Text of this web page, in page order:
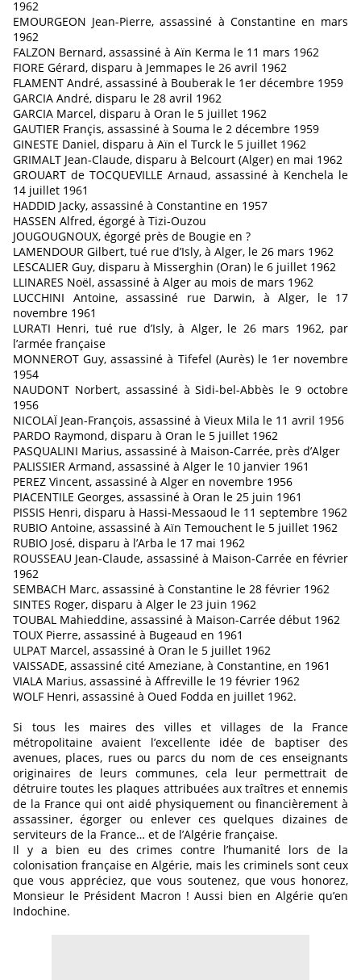
1962
EMOURGEON Jean-Pierre, assassiné à Constantine en mars
1962
FALZON Bernard, assassiné à Aïn Kerma le 11 mars 1962
FIORE Gérard, disparu à Jemmapes le 26 avril 1962
FLAMENT André, assassiné à Bouberak le 1er décembre 1959
GARCIA André, disparu le 28 avril 1962
GARCIA Marcel, disparu à Oran le 5 juillet 1962
GAUTIER Françis, assassiné à Souma le 2 décembre 1959
GINESTE Daniel, disparu à Aïn el Turck le 5 juillet 1962
GRIMALT Jean-Claude, disparu à Belcourt (Alger) en mai 1962
GROUART de TOCQUEVILLE Arnaud, assassiné à Kenchela le
14 juillet 1961
HADDID Jacky, assassiné à Constantine en 1957
HASSEN Alfred, égorgé à Tizi-Ouzou
JOUGOUGNOUX, égorgé près de Bougie en ?
LAMENDOUR Gilbert, tué rue d’Isly, à Alger, le 26 mars 1962
LESCALIER Guy, disparu à Misserghin (Oran) le 6 juillet 1962
LLINARES Noël, assassiné à Alger au mois de mars 1962
LUCCHINI Antoine, assassiné rue Darwin, à Alger, le 17
novembre 1961
LURATI Henri, tué rue d’Isly, à Alger, le 26 mars 1962, par
l’armée française
MONNEROT Guy, assassiné à Tifefel (Aurès) le 1er novembre
1954
NAUDONT Norbert, assassiné à Sidi-bel-Abbès le 9 octobre
1956
NICOLAÏ Jean-François, assassiné à Vieux Mila le 11 avril 1956
PARDO Raymond, disparu à Oran le 5 juillet 1962
PASQUALINI Marius, assassiné à Maison-Carrée, près d’Alger
PALISSIER Armand, assassiné à Alger le 10 janvier 1961
PEREZ Vincent, assassiné à Alger en novembre 1956
PIACENTILE Georges, assassiné à Oran le 25 juin 1961
PISSIS Henri, disparu à Hassi-Messaoud le 11 septembre 1962
RUBIO Antoine, assassiné à Aïn Temouchent le 5 juillet 1962
RUBIO José, disparu à l’Arba le 17 mai 1962
ROUSSEAU Jean-Claude, assassiné à Maison-Carrée en février
1962
SEMBACH Marc, assassiné à Constantine le 28 février 1962
SINTES Roger, disparu à Alger le 23 juin 1962
TOUBAL Mahieddine, assassiné à Maison-Carrée début 1962
TOUX Pierre, assassiné à Bugeaud en 1961
ULPAT Marcel, assassiné à Oran le 5 juillet 1962
VAISSADE, assassiné cité Ameziane, à Constantine, en 1961
VIALA Marius, assassiné à Affreville le 19 février 1962
WOLF Henri, assassiné à Oued Fodda en juillet 1962.
Si tous les maires des villes et villages de la France
métropolitaine avaient l’excellente idée de baptiser des
avenues, places, rues ou parcs du nom de ces enseignants
originaires de leurs communes, cela leur permettrait de
détruire toutes les plaques attribuées aux traîtres et ennemis
de la France qui ont aidé physiquement ou financièrement à
assassiner, égorger ou enlever ces quelques dizaines de
serviteurs de la France… et de l’Algérie française.
Il y a bien eu des crimes contre l’humanité lors de la
colonisation française en Algérie, mais les criminels sont ceux
que vous appréciez, que vous soutenez, que vous honorez,
Monsieur le Président Macron ! Aussi bien en Algérie qu’en
Indochine.